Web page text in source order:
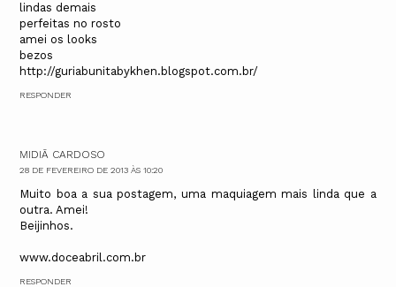
lindas demais
perfeitas no rosto
amei os looks
bezos
http://guriabunitabykhen.blogspot.com.br/
RESPONDER
MIDIÃ CARDOSO
28 DE FEVEREIRO DE 2013 ÀS 10:20
Muito boa a sua postagem, uma maquiagem mais linda que a
outra. Amei!
Beijinhos.
www.doceabril.com.br
RESPONDER